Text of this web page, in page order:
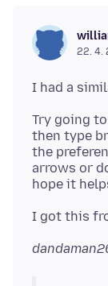
22. 4.
Try going
then type
the
arrows or